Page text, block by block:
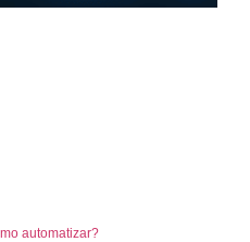
automatizar?